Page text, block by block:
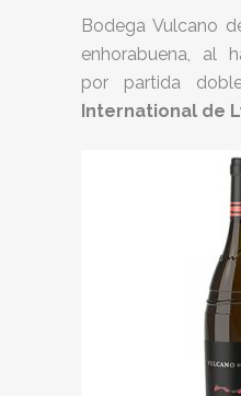
Bodega Vulcano
enhorabuena, al
por partida
International de